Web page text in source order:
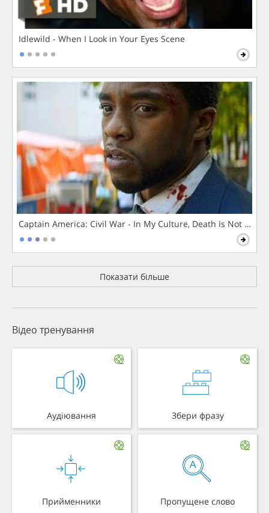
Idlewild - When I Look in Your Eyes Scene
Captain America: Civil War - In My Culture, Death Is Not The
Показати більше
Відео тренування
Аудіювання Збери фразу
Прийменники Пропущене слово